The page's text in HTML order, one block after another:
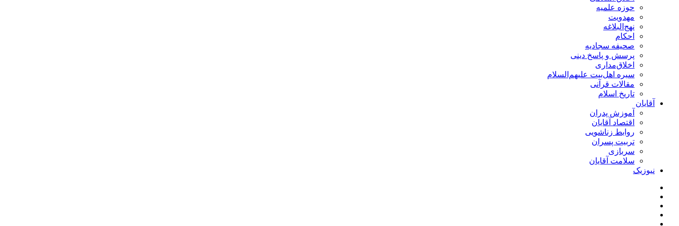
حوزه علمیه
مهدویت
نهج‌البلاغه
احکام
صحیفه سجادیه
پرسش و پاسخ دینی
اخلاق‌مداری
سیره اهل‌بیت علیهم‌السلام
مقالات قرآنی
تاریخ اسلام
آقایان
آموزش پدران
اقتصاد آقایان
روابط زناشویی
تربیت پسران
سربازی
سلامت آقایان
نیوزیک